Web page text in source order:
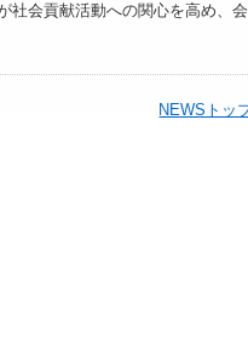
会貢献活動への関心を高め、
NEWSトッ